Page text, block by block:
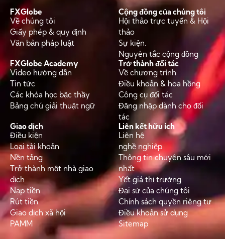
FXGlobe
Về chúng tôi
Giấy phép & quy định
Văn bản pháp luật
Cộng đồng của chúng tôi
Hội thảo trực tuyến & Hội
thảo
Sự kiện.
Nguyên tắc cộng đồng
FXGlobe Academy
Video hướng dẫn
Tin tức
Các khóa học bậc thầy
Bảng chú giải thuật ngữ
Trở thành đối tác
Về chương trình
Điều khoản & hoa hồng
Công cụ đối tác
Đăng nhập dành cho đối
tác
Giao dịch
Điều kiện
Loại tài khoản
Nền tảng
Trở thành một nhà giao
dịch
Nạp tiền
Rút tiền
Giao dịch xã hội
PAMM
Liên kết hữu ích
Liên hệ
nghề nghiệp
Thông tin chuyên sâu mới
nhất
Yết giá thị trường
Đại sứ của chúng tôi
Chính sách quyền riêng tư
Điều khoản sử dụng
Sitemap